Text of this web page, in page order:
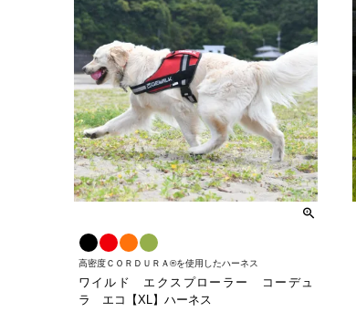
高密度ＣＯＲＤＵＲＡ®を使用したハーネス
ワイルド エクスプローラー コーデュ
ラ エコ【XL】ハーネス